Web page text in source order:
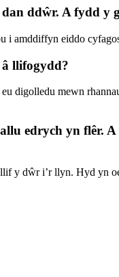
ddŵr. A fydd
i amddiffyn eiddo
llifogydd?
digolledu mewn
edrych yn flêr.
y dŵr i’r llyn. Hyd yn